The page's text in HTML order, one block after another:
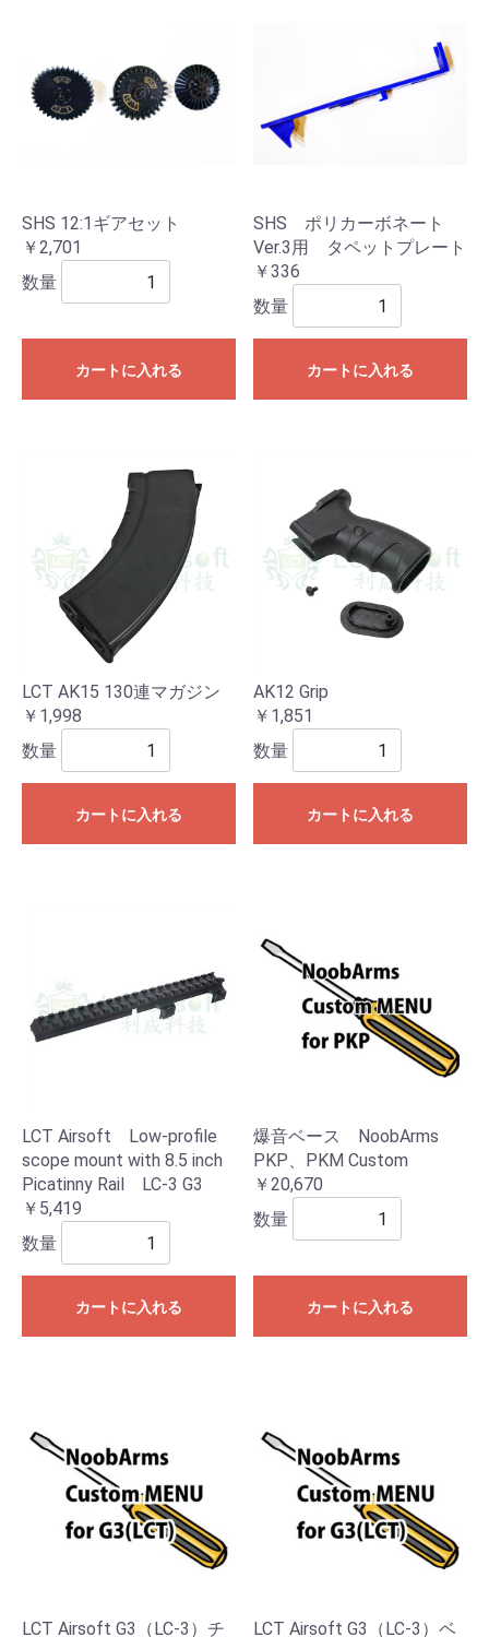
SHS 12:1ギアセット
￥2,701
数量
カートに入れる
SHS ポリカーボネート
Ver.3用 タペットプレート
￥336
数量
カートに入れる
LCT AK15 130連マガジン
￥1,998
数量
カートに入れる
AK12 Grip
￥1,851
数量
カートに入れる
LCT Airsoft Low-profile
scope mount with 8.5 inch
Picatinny Rail LC-3 G3
￥5,419
数量
カートに入れる
爆音ベース NoobArms
PKP、PKM Custom
￥20,670
数量
カートに入れる
LCT Airsoft G3（LC-3）チ LCT Airsoft G3（LC-3）ベ